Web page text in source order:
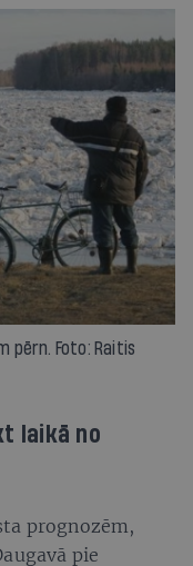
pērn. Foto: Raitis
laikā no
prognozēm,
pie